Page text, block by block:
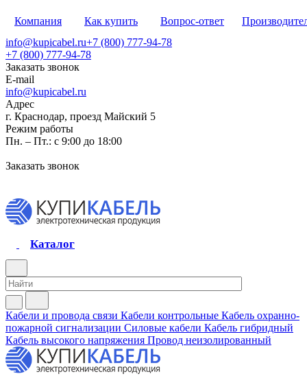
Компания Как купить Вопрос-ответ
info@kupicabel.ru+7 (800) 777-94-78
+7 (800) 777-94-78
Заказать звонок
E-mail
info@kupicabel.ru
Адрес
г. Краснодар, проезд Майский 5
Режим работы
Пн. – Пт.: с 9:00 до 18:00
Заказать звонок
Каталог
Кабели и провода связи Кабели контрольные Кабель охранно-
пожарной сигнализации Силовые кабели Кабель гибридный
Кабель высокого напряжения Провод неизолированный